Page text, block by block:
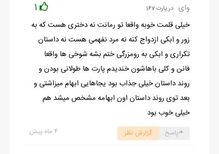
هول کرده نیم نگاهی به زیرزمین انداختم و خیلی زود نگاهم رو دزدیدم
و گفتم: هی... هیچی! سر و صدا شنیدم فکر کردم دزده؛ اومدم دیدم
گربه است.
مشکوک یه تای ابروش رو بالا انداخت و با اخم گفت: باشه؛ بیا تو تا
من برم ببینم چه خبره.
وای در پارت 167 1
خیلی قلمت خوبه واقعا تو رمانت نه دختری هست که به
زور و ابکی ازدواج کنه نه مرد نفهمی هست نه داستان
تکراری و ابکی به رومزرگی ختم بشه شوخی ها واقعا
فانن و کلی باهاشون خندیدم پارت ها طولانی بودن و
روند داستان خیلی جذاب بود یجاهایی ابهام میزاشتی و
بعد توی روند داستان اون ابهامه مشخص میشد هم
خیلی خوب بود
۴ ماه پیش پاسخ گزارش نظر